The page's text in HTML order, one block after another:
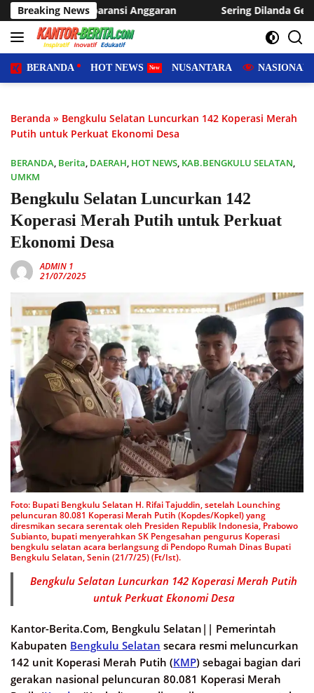
Langsung
ke
konten
Breaking NewsSering Dilanda Genangan, Desa Sukaraja
BERANDA HOT NEWS NUSANTARA NASIONAL
Beranda » Bengkulu Selatan Luncurkan 142 Koperasi Merah
Putih untuk Perkuat Ekonomi Desa
BERANDA, Berita, DAERAH, HOT NEWS, KAB.BENGKULU SELATAN,
UMKM
Bengkulu Selatan Luncurkan 142
Koperasi Merah Putih untuk Perkuat
Ekonomi Desa
ADMIN 1
21/07/2025
Foto: Bupati Bengkulu Selatan H. Rifai Tajuddin, setelah Lounching
peluncuran 80.081 Koperasi Merah Putih (Kopdes/Kopkel) yang
diresmikan secara serentak oleh Presiden Republik Indonesia, Prabowo
Subianto, bupati menyerahkan SK Pengesahan pengurus Koperasi
bengkulu selatan acara berlangsung di Pendopo Rumah Dinas Bupati
Bengkulu Selatan, Senin (21/7/25) (Ft/Ist).
Bengkulu Selatan Luncurkan 142 Koperasi Merah Putih
untuk Perkuat Ekonomi Desa
Kantor-Berita.Com, Bengkulu Selatan|| Pemerintah
Kabupaten Bengkulu Selatan secara resmi meluncurkan
142 unit Koperasi Merah Putih (KMP) sebagai bagian dari
gerakan nasional peluncuran 80.081 Koperasi Merah